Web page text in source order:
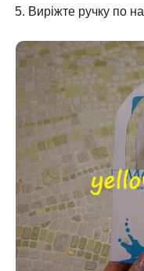
Виріжте ручку по